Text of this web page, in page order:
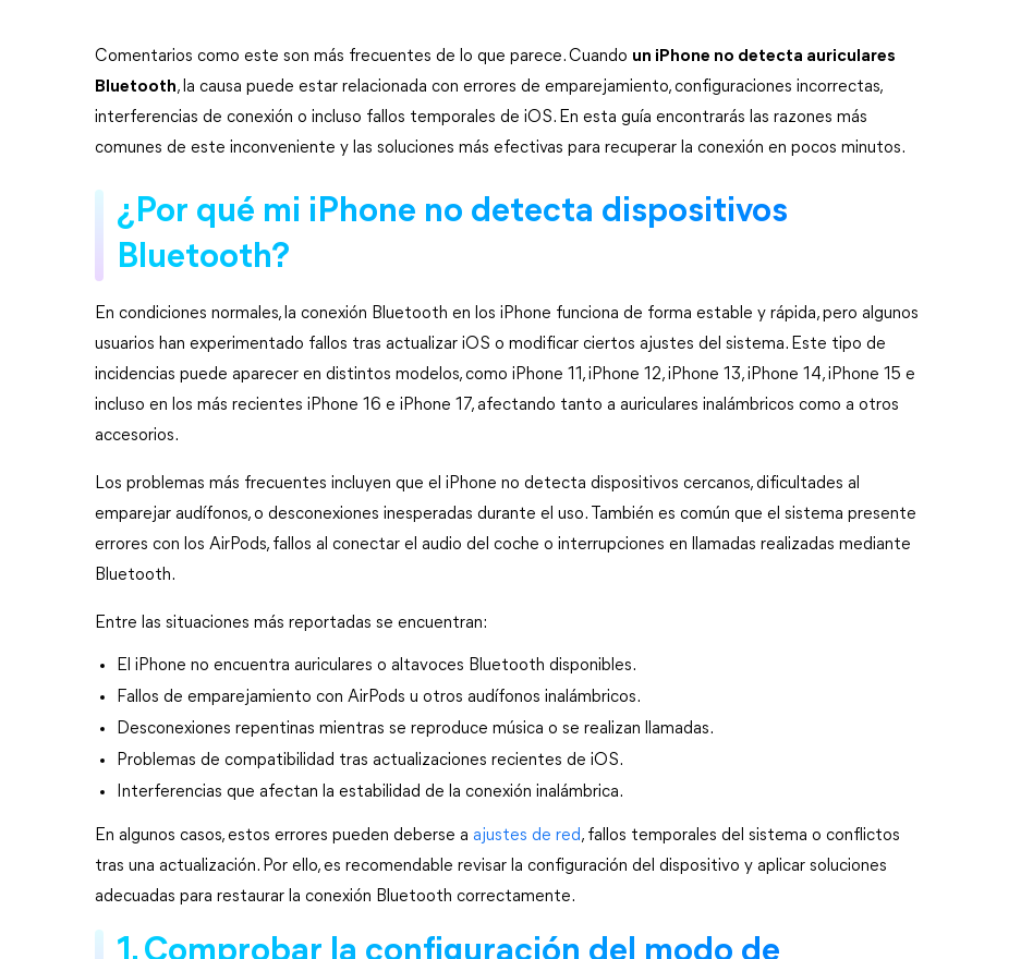
Comentarios como este son más frecuentes de lo que parece. Cuando un iPhone no detecta auriculares
Bluetooth, la causa puede estar relacionada con errores de emparejamiento, configuraciones incorrectas,
interferencias de conexión o incluso fallos temporales de iOS. En esta guía encontrarás las razones más
comunes de este inconveniente y las soluciones más efectivas para recuperar la conexión en pocos minutos.
¿Por qué mi iPhone no detecta dispositivos
Bluetooth?
En condiciones normales, la conexión Bluetooth en los iPhone funciona de forma estable y rápida, pero algunos
usuarios han experimentado fallos tras actualizar iOS o modificar ciertos ajustes del sistema. Este tipo de
incidencias puede aparecer en distintos modelos, como iPhone 11, iPhone 12, iPhone 13, iPhone 14, iPhone 15 e
incluso en los más recientes iPhone 16 e iPhone 17, afectando tanto a auriculares inalámbricos como a otros
accesorios.
Los problemas más frecuentes incluyen que el iPhone no detecta dispositivos cercanos, dificultades al
emparejar audífonos, o desconexiones inesperadas durante el uso. También es común que el sistema presente
errores con los AirPods, fallos al conectar el audio del coche o interrupciones en llamadas realizadas mediante
Bluetooth.
Entre las situaciones más reportadas se encuentran:
El iPhone no encuentra auriculares o altavoces Bluetooth disponibles.
Fallos de emparejamiento con AirPods u otros audífonos inalámbricos.
Desconexiones repentinas mientras se reproduce música o se realizan llamadas.
Problemas de compatibilidad tras actualizaciones recientes de iOS.
Interferencias que afectan la estabilidad de la conexión inalámbrica.
En algunos casos, estos errores pueden deberse a ajustes de red, fallos temporales del sistema o conflictos
tras una actualización. Por ello, es recomendable revisar la configuración del dispositivo y aplicar soluciones
adecuadas para restaurar la conexión Bluetooth correctamente.